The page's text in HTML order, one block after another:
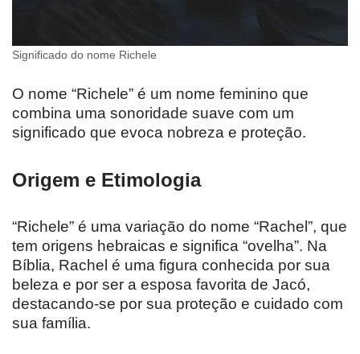
Significado do nome Richele
O nome “Richele” é um nome feminino que
combina uma sonoridade suave com um
significado que evoca nobreza e proteção.
Origem e Etimologia
“Richele” é uma variação do nome “Rachel”, que
tem origens hebraicas e significa “ovelha”. Na
Bíblia, Rachel é uma figura conhecida por sua
beleza e por ser a esposa favorita de Jacó,
destacando-se por sua proteção e cuidado com
sua família.